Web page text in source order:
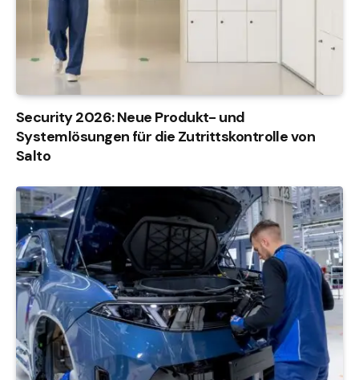
Security 2026: Neue Produkt- und
Systemlösungen für die Zutrittskontrolle von
Salto